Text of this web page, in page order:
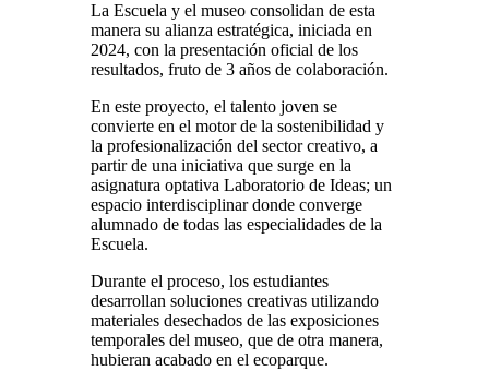
La Escuela y el museo consolidan de esta
manera su alianza estratégica, iniciada en
2024, con la presentación oficial de los
resultados, fruto de 3 años de colaboración.
En este proyecto, el talento joven se
convierte en el motor de la sostenibilidad y
la profesionalización del sector creativo, a
partir de una iniciativa que surge en la
asignatura optativa Laboratorio de Ideas; un
espacio interdisciplinar donde converge
alumnado de todas las especialidades de la
Escuela.
Durante el proceso, los estudiantes
desarrollan soluciones creativas utilizando
materiales desechados de las exposiciones
temporales del museo, que de otra manera,
hubieran acabado en el ecoparque.